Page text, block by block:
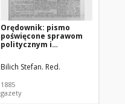
Orędownik: pismo
poświęcone sprawom
politycznym i
R.15 Nr283
Bilich Stefan. Red.
1885
gazety